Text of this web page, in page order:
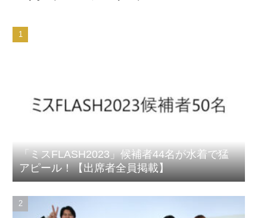
「ミスFLASH2023」候補者44名が水着で猛
アピール！【出席者全員掲載】